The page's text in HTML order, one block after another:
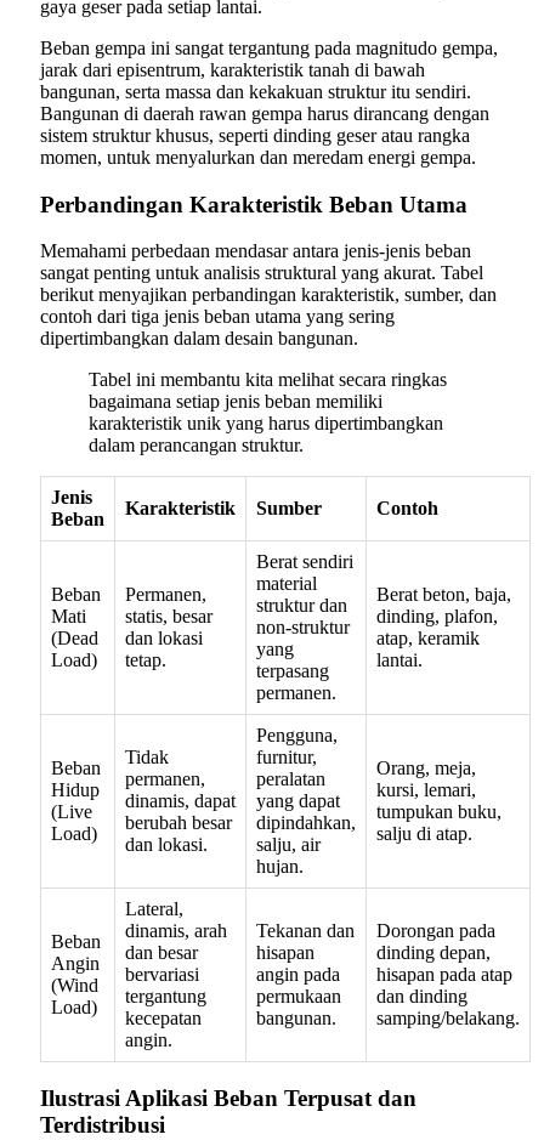
gaya geser pada setiap lantai.
Beban gempa ini sangat tergantung pada magnitudo gempa,
jarak dari episentrum, karakteristik tanah di bawah
bangunan, serta massa dan kekakuan struktur itu sendiri.
Bangunan di daerah rawan gempa harus dirancang dengan
sistem struktur khusus, seperti dinding geser atau rangka
momen, untuk menyalurkan dan meredam energi gempa.
Perbandingan Karakteristik Beban Utama
Memahami perbedaan mendasar antara jenis-jenis beban
sangat penting untuk analisis struktural yang akurat. Tabel
berikut menyajikan perbandingan karakteristik, sumber, dan
contoh dari tiga jenis beban utama yang sering
dipertimbangkan dalam desain bangunan.
Tabel ini membantu kita melihat secara ringkas
bagaimana setiap jenis beban memiliki
karakteristik unik yang harus dipertimbangkan
dalam perancangan struktur.
Jenis
Beban
Karakteristik Sumber Contoh
Beban
Mati
(Dead
Load)
Permanen,
statis, besar
dan lokasi
tetap.
Berat sendiri
material
struktur dan
non-struktur
yang
terpasang
permanen.
Berat beton, baja,
dinding, plafon,
atap, keramik
lantai.
Beban
Hidup
(Live
Load)
Tidak
permanen,
dinamis, dapat
berubah besar
dan lokasi.
Pengguna,
furnitur,
peralatan
yang dapat
dipindahkan,
salju, air
hujan.
Orang, meja,
kursi, lemari,
tumpukan buku,
salju di atap.
Beban
Angin
(Wind
Load)
Lateral,
dinamis, arah
dan besar
bervariasi
tergantung
kecepatan
angin.
Tekanan dan
hisapan
angin pada
permukaan
bangunan.
Dorongan pada
dinding depan,
hisapan pada atap
dan dinding
samping/belakang.
Ilustrasi Aplikasi Beban Terpusat dan
Terdistribusi